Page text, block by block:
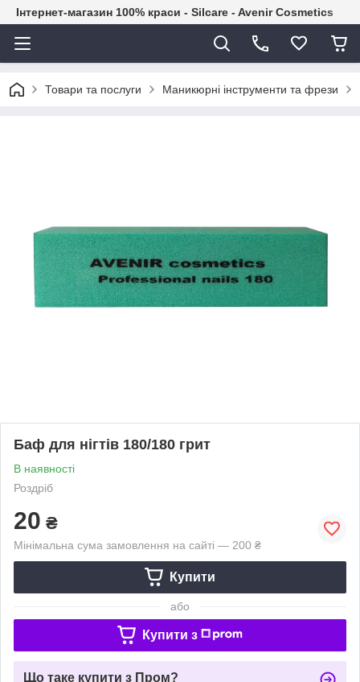
Інтернет-магазин 100% краси - Silcare - Avenir Cosmetics
Товари та послуги Маникюрні інструменти та фрези
Баф для нігтів 180/180 грит
В наявності
Роздріб
20 ₴
Мінімальна сума замовлення на сайті — 200 ₴
Купити
або
Купити з
Що таке купити з Пром?